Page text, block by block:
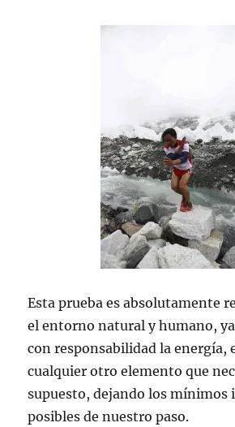
Esta prueba es absolutamente
el entorno natural y humano,
con responsabilidad la energía,
cualquier otro elemento que
supuesto, dejando los mínimos
posibles de nuestro paso.